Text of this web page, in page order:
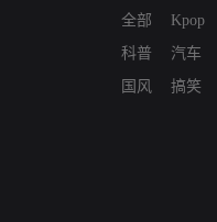
全部
科普
国风
Kpop
汽车
搞笑